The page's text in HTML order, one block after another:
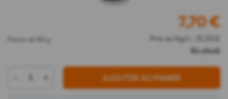
Flacon de 150 g
7,70€
Prix au Kg/L : 51,33 €
En stock
+ AJOUTER AU PANIER